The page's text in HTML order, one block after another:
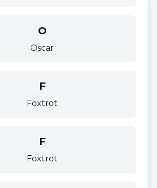
O
Oscar
F
Foxtrot
F
Foxtrot